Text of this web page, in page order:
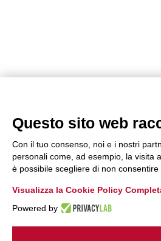
Questo sito web
Con il tuo consenso, noi e i nostri
personali come, ad esempio, la visita
è possibile scegliere di non
Visualizza la Cookie Policy
Powered by